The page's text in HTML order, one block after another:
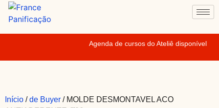
Agenda de cursos do Ateliê disponível
Início /de Buyer / MOLDE DESMONTAVEL ACO